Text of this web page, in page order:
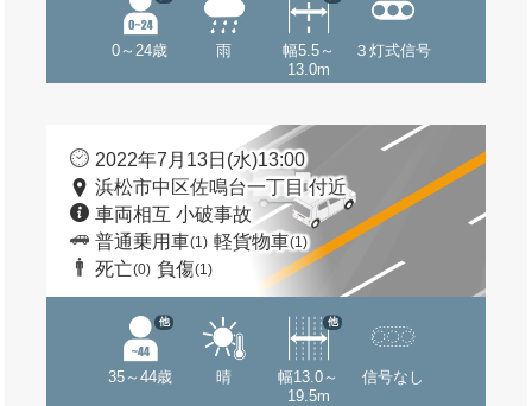
0～24歳 雨
幅5.5～
13.0m
３灯式信号
2022年7月13日(水)13:00
浜松市中区佐鳴台一丁目 付近
車両相互 小破事故
普通乗用車(1) 軽貨物車(1)
死亡(0) 負傷(1)
35～44歳
他
晴
幅13.0～
19.5m
他
信号なし